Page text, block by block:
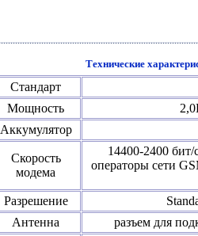
Технические
Стандарт
Мощность
Аккумулятор
Скорость
модема
14400-2400
операторы сети
Разрешение
Антенна
разъем для